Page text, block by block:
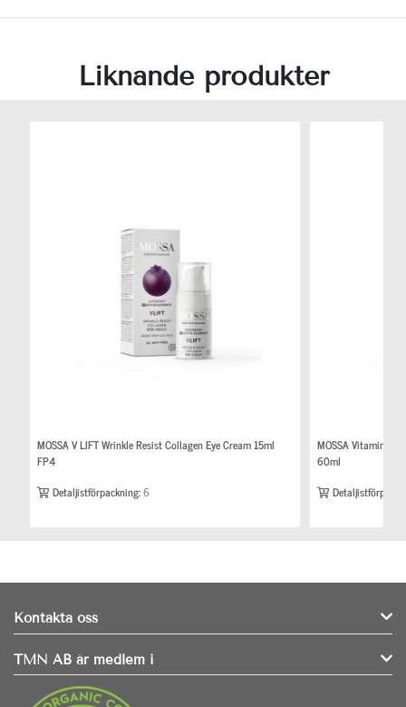
Liknande produkter
MOSSA V LIFT Wrinkle Resist Collagen Eye Cream 15ml
FP4
Detaljistförpackning:6
MOSSA Vitamin
60ml
Kontakta oss
TMN AB är medlem i